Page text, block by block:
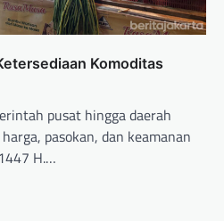
Komoditas
pusat hingga daerah
pasokan, dan keamanan
H.…